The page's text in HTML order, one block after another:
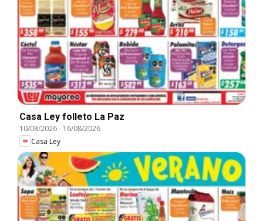
Casa Ley folleto La Paz
10/08/2026- 16/08/2026
Casa Ley